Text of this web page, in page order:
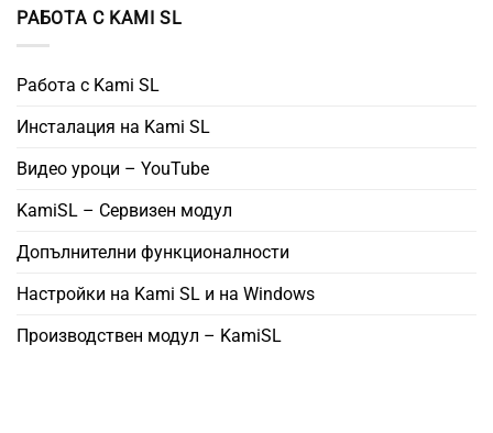
РАБОТА С KAMI SL
Работа с Kami SL
Инсталация на Kami SL
Видео уроци – YouTube
KamiSL – Сервизен модул
Допълнителни функционалности
Настройки на Kami SL и на Windows
Производствен модул – KamiSL